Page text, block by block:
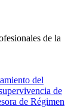
de la
del
de
de Régimen